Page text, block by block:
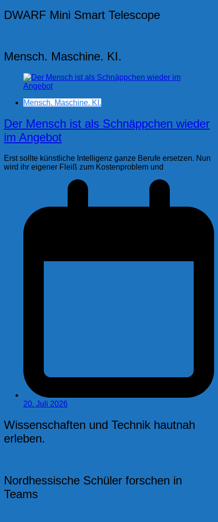
DWARF Mini Smart Telescope
Mensch. Maschine. KI.
Mensch. Maschine. KI.
Der Mensch ist als Schnäppchen wieder
im Angebot
Erst sollte künstliche Intelligenz ganze Berufe ersetzen. Nun
wird ihr eigener Fleiß zum Kostenproblem und
20. Juli 2026
Wissenschaften und Technik hautnah
erleben.
Nordhessische Schüler forschen in
Teams